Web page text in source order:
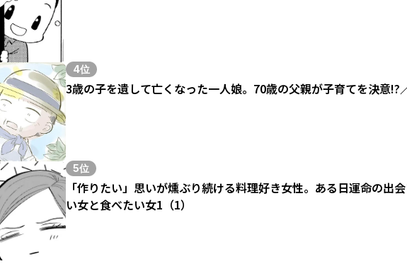
4位
3歳の子を遺して亡くなった一人娘。70歳の父親が子育てを決意!?
5位
「作りたい」思いが燻ぶり続ける料理好き女性。ある日運命の出
い女と食べたい女1（1）